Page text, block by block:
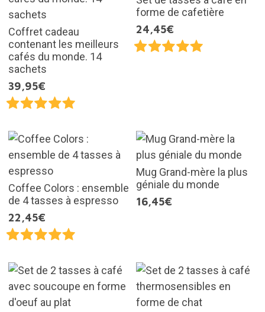
Coffret cadeau
contenant les meilleurs
cafés du monde. 14
sachets
39,95€
forme de cafetière
24,45€
Coffee Colors : ensemble
de 4 tasses à espresso
22,45€
Mug Grand-mère la plus
géniale du monde
16,45€